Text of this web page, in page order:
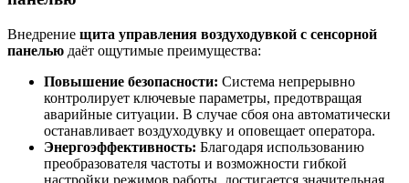
Внедрение щита управления воздуходувкой с сенсорной
панелью даёт ощутимые преимущества:
Повышение безопасности: Система непрерывно
контролирует ключевые параметры, предотвращая
аварийные ситуации. В случае сбоя она автоматически
останавливает воздуходувку и оповещает оператора.
Энергоэффективность: Благодаря использованию
преобразователя частоты и возможности гибкой
настройки режимов работы, достигается значительная